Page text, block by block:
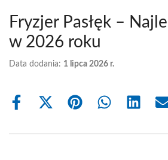
Fryzjer Pasłęk –
w 2026 roku
Data dodania: 1 lipca 2026 r.
Share
Share
(Twitter)
Share Share Share